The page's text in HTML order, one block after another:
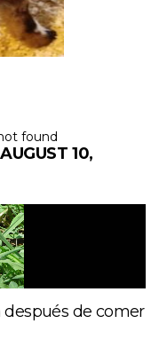
found
10,
después de comer